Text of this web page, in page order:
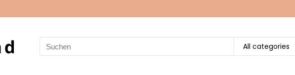
Search
for:
All categories